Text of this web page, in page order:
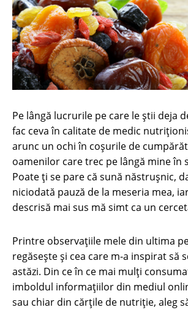
Pe lângă lucrurile pe care le știi deja
fac ceva în calitate de medic
arunc un ochi în coșurile de
oamenilor care trec pe lângă mine în
Poate ți se pare că sună năstrușnic,
niciodată pauză de la meseria mea,
descrisă mai sus mă simt ca un
Printre observațiile mele din ultima
regăsește și cea care m-a inspirat să
astăzi. Din ce în ce mai mulți
imboldul informațiilor din mediul
sau chiar din cărțile de nutriție, aleg